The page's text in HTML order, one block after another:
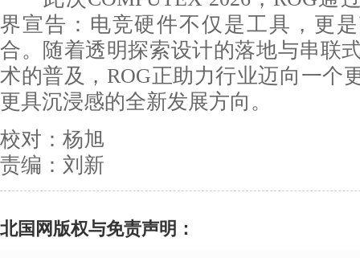
界宣告：电竞硬件不仅是工具，更
合。随着透明探索设计的落地与串联
术的普及，ROG正助力行业迈向一个
更具沉浸感的全新发展方向。
校对：杨旭
责编：刘新
北国网版权与免责声明：